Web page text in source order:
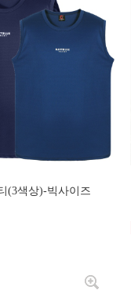
(3색상)-빅사이즈